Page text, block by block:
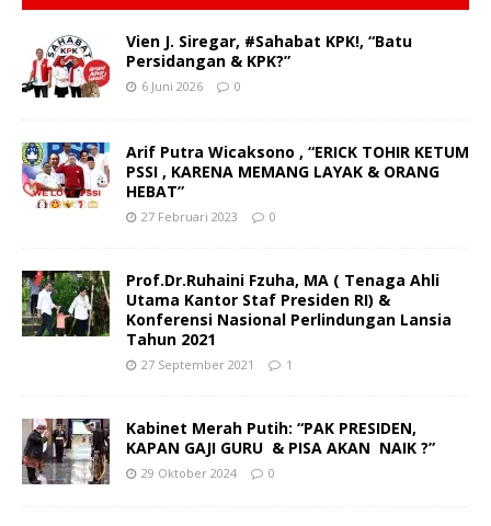
Vien J. Siregar, #Sahabat KPK!, “Batu
Persidangan & KPK?”
6 Juni 2026 0
Arif Putra Wicaksono , “ERICK TOHIR KETUM
PSSI , KARENA MEMANG LAYAK & ORANG
HEBAT”
27 Februari 2023 0
Prof.Dr.Ruhaini Fzuha, MA ( Tenaga Ahli
Utama Kantor Staf Presiden RI) &
Konferensi Nasional Perlindungan Lansia
Tahun 2021
27 September 2021 1
Kabinet Merah Putih: “PAK PRESIDEN,
KAPAN GAJI GURU & PISA AKAN NAIK ?”
29 Oktober 2024 0